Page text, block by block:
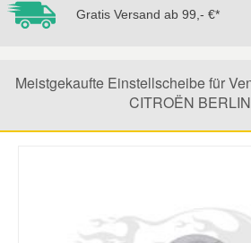
Gratis Versand ab 99,- €*
Meistgekaufte Einstellscheibe für
CITROËN
Kia Ersatzteile
Lancia Ersatzteile
Mazda Ersatzteile
Mini Ersatzteile